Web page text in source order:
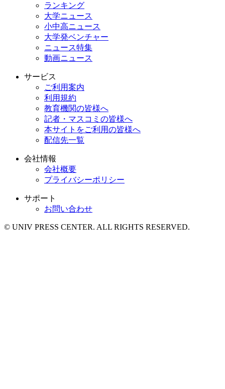
ランキング
大学ニュース
小中高ニュース
大学発ベンチャー
ニュース特集
動画ニュース
サービス
ご利用案内
利用規約
教育機関の皆様へ
記者・マスコミの皆様へ
本サイトをご利用の皆様へ
配信先一覧
会社情報
会社概要
プライバシーポリシー
サポート
お問い合わせ
© UNIV PRESS CENTER. ALL RIGHTS RESERVED.